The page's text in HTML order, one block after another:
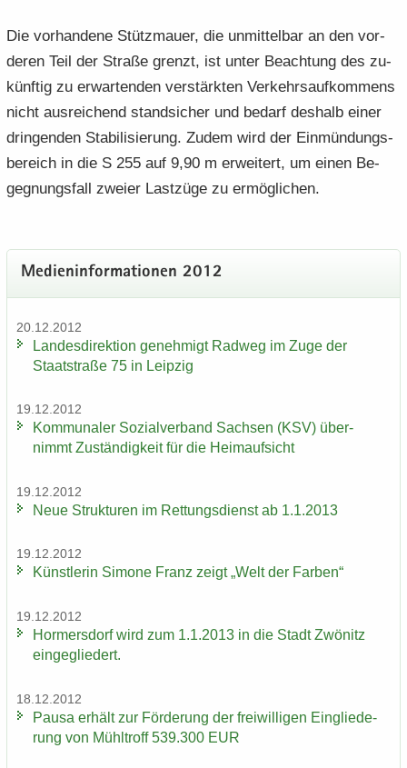
Die vor­han­de­ne Stütz­mau­er, die un­mit­tel­bar an den vor­
de­ren Teil der Stra­ße grenzt, ist unter Be­ach­tung des zu­
künf­tig zu er­war­ten­den ver­stärk­ten Ver­kehrs­auf­kom­mens
nicht aus­rei­chend stand­si­cher und be­darf des­halb einer
drin­gen­den Sta­bi­li­sie­rung. Zudem wird der Ein­mün­dungs­
be­reich in die S 255 auf 9,90 m er­wei­tert, um einen Be­
geg­nungs­fall zwei­er Last­zü­ge zu er­mög­li­chen.
Me­di­en­in­for­ma­tio­nen 2012
20.12.2012
Lan­des­di­rek­ti­on ge­neh­migt Rad­weg im Zuge der
Staat­stra­ße 75 in Leip­zig
19.12.2012
Kom­mu­na­ler So­zi­al­ver­band Sach­sen (KSV) über­
nimmt Zu­stän­dig­keit für die Heim­auf­sicht
19.12.2012
Neue Struk­tu­ren im Ret­tungs­dienst ab 1.1.2013
19.12.2012
Künst­le­rin Si­mo­ne Franz zeigt „Welt der Far­ben“
19.12.2012
Hor­mers­dorf wird zum 1.1.2013 in die Stadt Zwö­nitz
ein­ge­glie­dert.
18.12.2012
Pausa er­hält zur För­de­rung der frei­wil­li­gen Ein­glie­de­
rung von Mühl­troff 539.300 EUR